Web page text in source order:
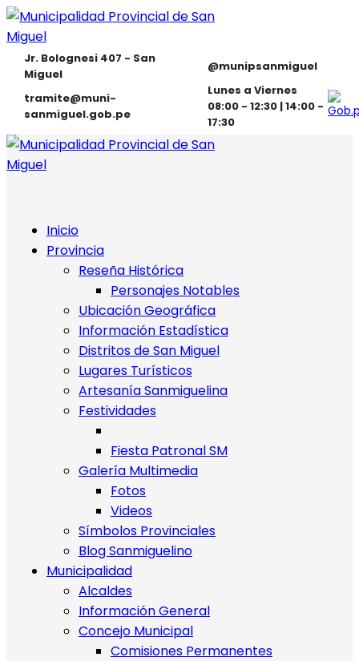
Jr. Bolognesi 407 - San
Miguel
@munipsanmiguel
tramite@muni-
sanmiguel.gob.pe
Lunes a Viernes
08:00 - 12:30 | 14:00 -
17:30
Inicio
Provincia
Reseña Histórica
Personajes Notables
Ubicación Geográfica
Información Estadística
Distritos de San Miguel
Lugares Turísticos
Artesanía Sanmiguelina
Festividades
Fiesta Patronal SM
Galería Multimedia
Fotos
Videos
Símbolos Provinciales
Blog Sanmiguelino
Municipalidad
Alcaldes
Información General
Concejo Municipal
Comisiones Permanentes